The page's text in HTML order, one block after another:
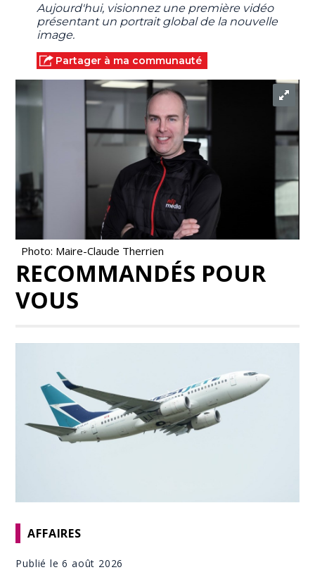
Aujourd'hui, visionnez une première vidéo
présentant un portrait global de la nouvelle
image.
Partager à ma communauté
Photo: Maire-Claude Therrien
RECOMMANDÉS POUR
VOUS
AFFAIRES
Publié le 6 août 2026